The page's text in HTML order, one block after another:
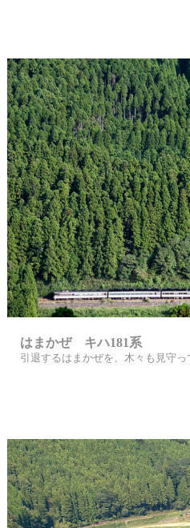
はまかぜ キハ181系
引退するはまかぜを、木々も見守っ